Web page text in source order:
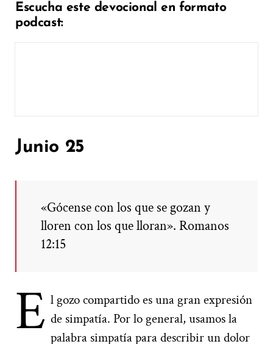
Escucha este devocional en formato
podcast:
Junio 25
«Gócense con los que se gozan y
lloren con los que lloran». Romanos
12:15
E l gozo compartido es una gran expresión
de simpatía. Por lo general, usamos la
palabra simpatía para describir un dolor